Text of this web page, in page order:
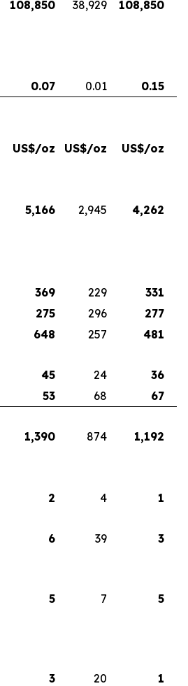
108,850 38,929 108,850
0.07 0.01 0.15
US$/oz US$/oz US$/oz
5,166 2,945 4,262
369 229
331
275 296
277
648 257
481
45 24
36
53 68
67
1,390 874 1,192
2 4
1
6 39
3
5 7
5
3 20
1